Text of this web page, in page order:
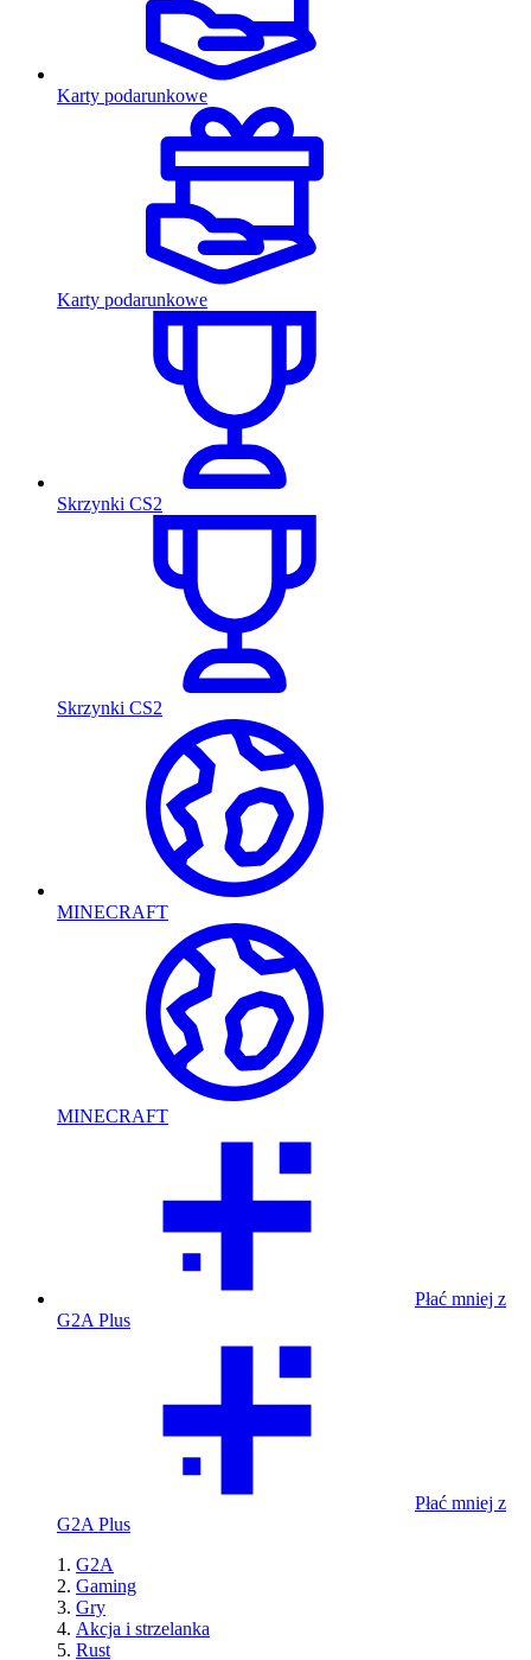
Karty podarunkowe
Karty podarunkowe
Skrzynki CS2
Skrzynki CS2
MINECRAFT
MINECRAFT
Płać mniej z
G2A Plus
Płać mniej z
G2A Plus
G2A
Gaming
Gry
Akcja i strzelanka
Rust